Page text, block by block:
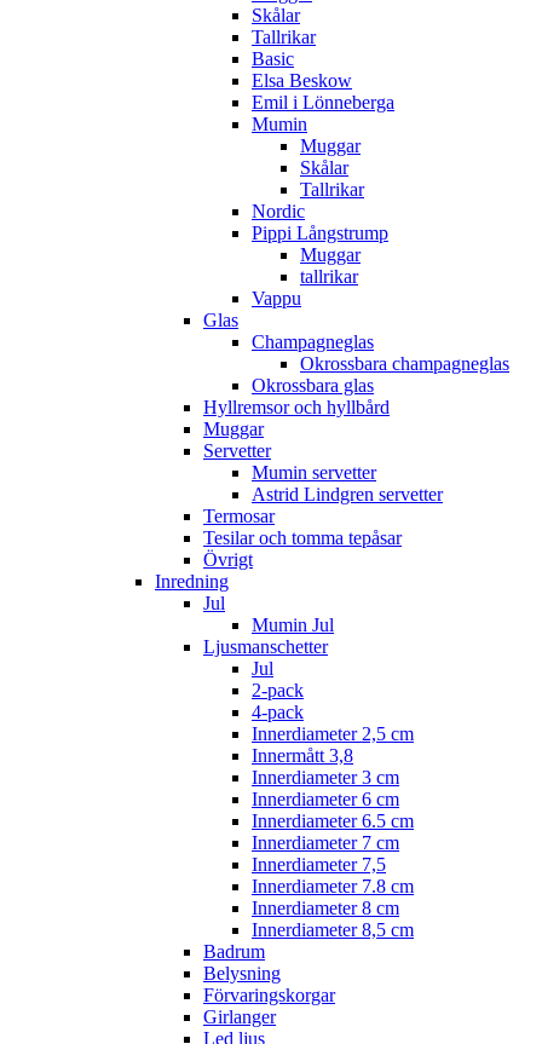
Skålar
Tallrikar
Basic
Elsa Beskow
Emil i Lönneberga
Mumin
Muggar
Skålar
Tallrikar
Nordic
Pippi Långstrump
Muggar
tallrikar
Vappu
Glas
Champagneglas
Okrossbara champagneglas
Okrossbara glas
Hyllremsor och hyllbård
Muggar
Servetter
Mumin servetter
Astrid Lindgren servetter
Termosar
Tesilar och tomma tepåsar
Övrigt
Inredning
Jul
Mumin Jul
Ljusmanschetter
Jul
2-pack
4-pack
Innerdiameter 2,5 cm
Innermått 3,8
Innerdiameter 3 cm
Innerdiameter 6 cm
Innerdiameter 6.5 cm
Innerdiameter 7 cm
Innerdiameter 7,5
Innerdiameter 7.8 cm
Innerdiameter 8 cm
Innerdiameter 8,5 cm
Badrum
Belysning
Förvaringskorgar
Girlanger
Led ljus